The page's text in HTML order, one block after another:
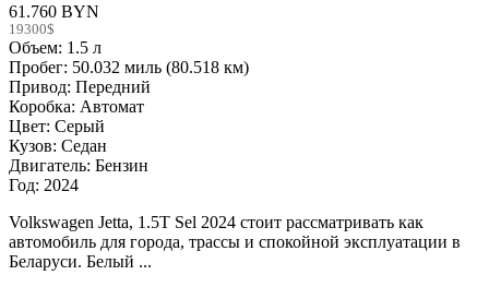
61.760 BYN
19300$
Объем: 1.5 л
Пробег: 50.032 миль (80.518 км)
Привод: Передний
Коробка: Автомат
Цвет: Серый
Кузов: Седан
Двигатель: Бензин
Год: 2024
Volkswagen Jetta, 1.5T Sel 2024 стоит рассматривать как
автомобиль для города, трассы и спокойной эксплуатации в
Беларуси. Белый ...